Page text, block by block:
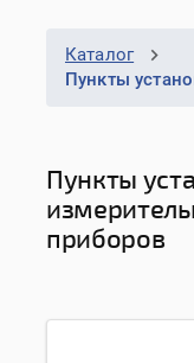
Каталог
Пункты
Пункты
приборов